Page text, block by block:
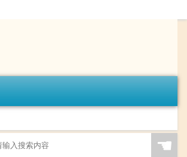
☚